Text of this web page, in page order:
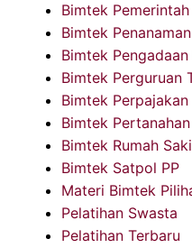
Bimtek
Bimtek
Bimtek
Bimtek Perguruan
Bimtek Perpajakan
Bimtek Pertanahan
Bimtek Rumah
Bimtek Satpol PP
Materi Bimtek
Pelatihan Swasta
Pelatihan Terbaru